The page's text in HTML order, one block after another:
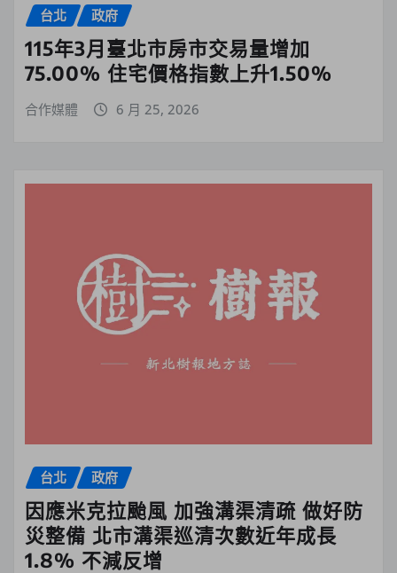
台北 政府
115年3月臺北市房市交易量增加
75.00% 住宅價格指數上升1.50%
合作媒體 6 月 25, 2026
台北 政府
因應米克拉颱風 加強溝渠清疏 做好防
災整備 北市溝渠巡清次數近年成長
1.8% 不減反增